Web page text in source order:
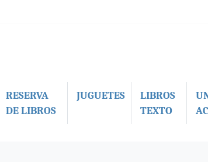
RESERVA
DE LIBROS
JUGUETES
LIBROS
TEXTO